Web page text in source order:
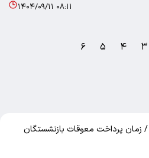
۱۴۰۴/۰۹/۱۱ ۰۸:۱۱
۳ ۴ ۵ ۶
زمان پرداخت معوقات بازنشستگان